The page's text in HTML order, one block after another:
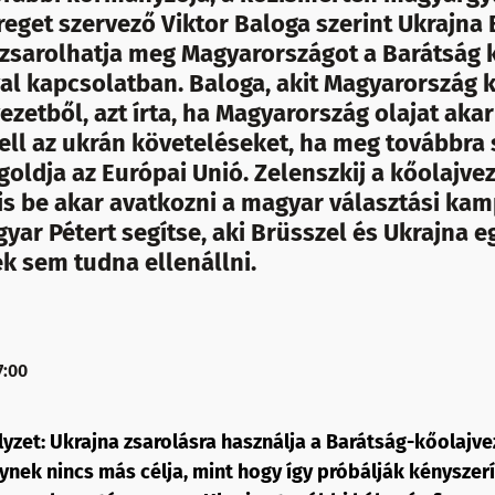
szervező Viktor Baloga szerint Ukrajna
meg Magyarországot a Barátság
kapcsolatban. Baloga, akit Magyarország
azt írta, ha Magyarország olajat
az ukrán követeléseket, ha meg továbbra
az Európai Unió. Zelenszkij a
be akar avatkozni a magyar választási
Pétert segítse, aki Brüsszel és Ukrajna
sem tudna ellenállni.
Ukrajna zsarolásra használja a Barátság-
nincs más célja, mint hogy így próbálják